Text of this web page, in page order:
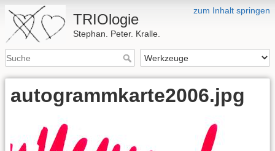
zum Inhalt springen
TRIOlogie
Stephan. Peter. Kralle.
autogrammkarte2006.jpg